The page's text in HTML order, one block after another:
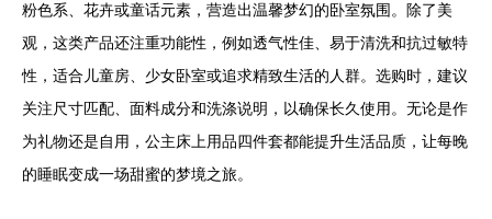
粉色系、花卉或童话元素，营造出温馨梦幻的卧室氛围。除了美
观，这类产品还注重功能性，例如透气性佳、易于清洗和抗过敏特
性，适合儿童房、少女卧室或追求精致生活的人群。选购时，建议
关注尺寸匹配、面料成分和洗涤说明，以确保长久使用。无论是作
为礼物还是自用，公主床上用品四件套都能提升生活品质，让每晚
的睡眠变成一场甜蜜的梦境之旅。